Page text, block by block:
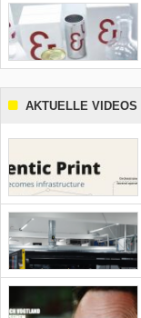
AKTUELLE VIDEOS